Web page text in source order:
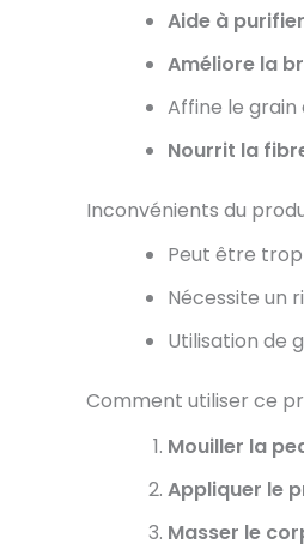
Aide à purifier
Améliore la
Affine le
Nourrit la
Inconvénients du
Peut être
Nécessite un
Utilisation de
Comment utiliser ce
Mouiller la
Appliquer le
Masser le